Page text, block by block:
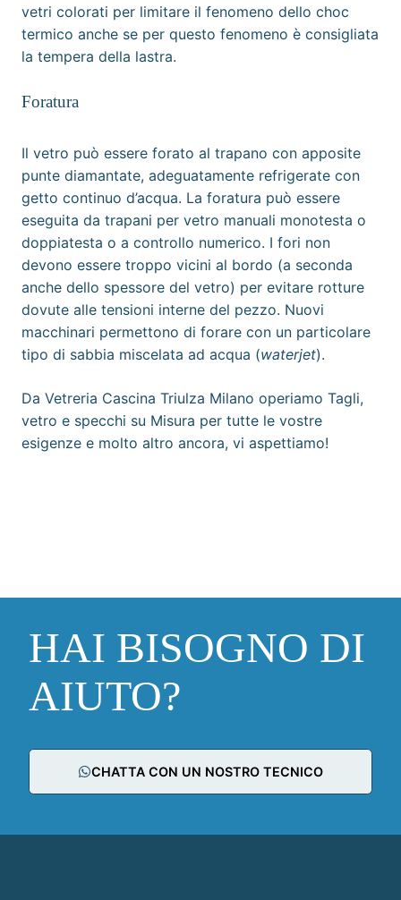
vetri colorati per limitare il fenomeno dello choc
termico anche se per questo fenomeno è consigliata
la tempera della lastra.
Foratura
Il vetro può essere forato al trapano con apposite
punte diamantate, adeguatamente refrigerate con
getto continuo d’acqua. La foratura può essere
eseguita da trapani per vetro manuali monotesta o
doppiatesta o a controllo numerico. I fori non
devono essere troppo vicini al bordo (a seconda
anche dello spessore del vetro) per evitare rotture
dovute alle tensioni interne del pezzo. Nuovi
macchinari permettono di forare con un particolare
tipo di sabbia miscelata ad acqua (waterjet).
Da Vetreria Cascina Triulza Milano operiamo Tagli,
vetro e specchi su Misura per tutte le vostre
esigenze e molto altro ancora, vi aspettiamo!
HAI BISOGNO DI
AIUTO?
CHATTA CON UN NOSTRO TECNICO